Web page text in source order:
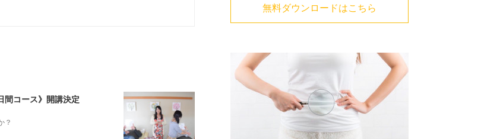
間コース》開講決定
？
無料ダウンロードはこちら